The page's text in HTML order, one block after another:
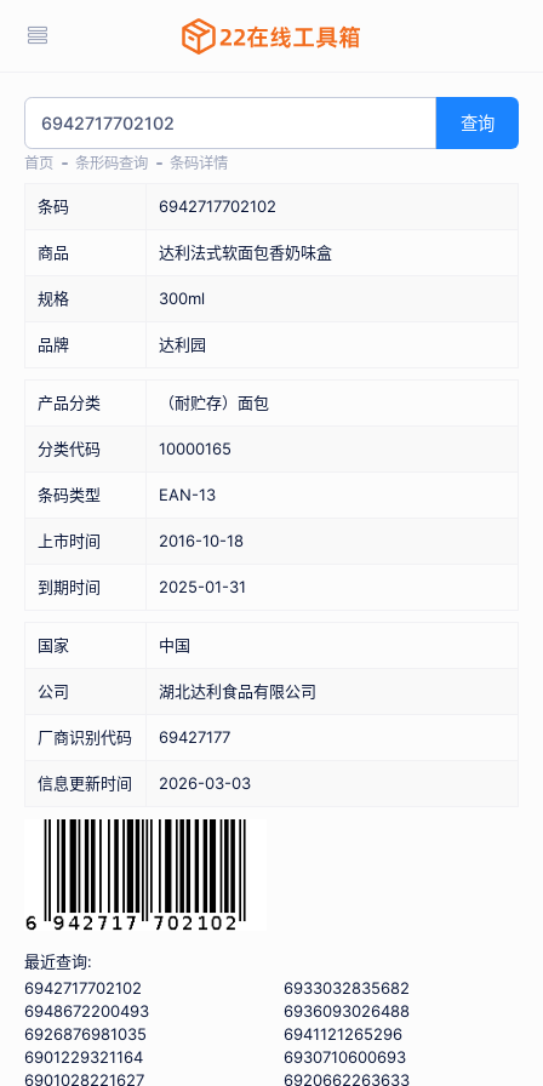
查询
首页 条形码查询 条码详情
条码 6942717702102
商品 达利法式软面包香奶味盒
规格 300ml
品牌 达利园
产品分类 （耐贮存）面包
分类代码 10000165
条码类型 EAN-13
上市时间 2016-10-18
到期时间 2025-01-31
国家 中国
公司 湖北达利食品有限公司
厂商识别代码 69427177
信息更新时间 2026-03-03
最近查询:
6942717702102
6933032835682
6948672200493
6936093026488
6926876981035
6941121265296
6901229321164
6930710600693
6901028221627
6920662263633